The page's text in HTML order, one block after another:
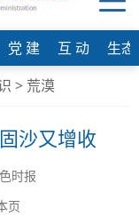
党 建 互 动
生
> 荒漠
沙又增收
时报
页